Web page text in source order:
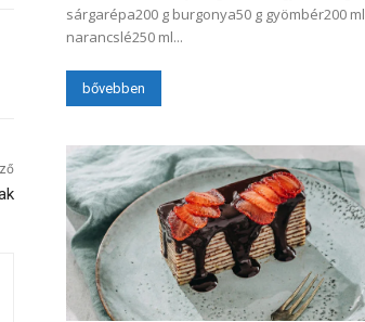
sárgarépa200 g burgonya50 g gyömbér200 ml
narancslé250 ml...
bővebben